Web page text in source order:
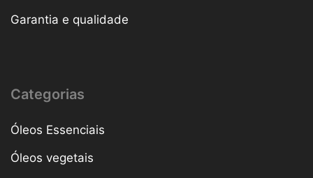
Garantia e qualidade
Categorias
Óleos Essenciais
Óleos vegetais